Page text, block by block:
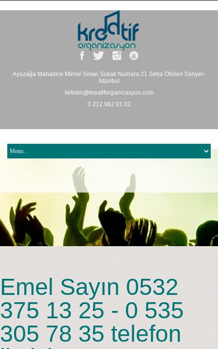
Ayazağa Mahallesi Mimar Sinan Sokak Numara:21 Seba Ofisleri Sarıyer-
İstanbul
iletisim@kreatiforganizasyon.com
0 212 962 01 02
Emel Sayın 0532
375 13 25 - 0 535
305 78 35 telefon